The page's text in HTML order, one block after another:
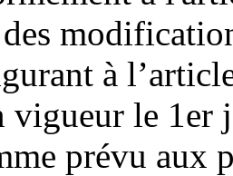
à
vigueur le 1er
prévu aux